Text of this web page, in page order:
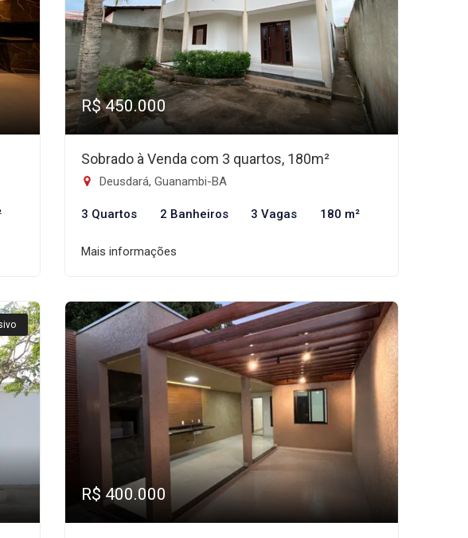
R$ 450.000
Sobrado à Venda com 3 quartos, 180m²
Deusdará, Guanambi-BA
3 Quartos 2 Banheiros 3 Vagas 180 m²
Mais informações
R$ 400.000